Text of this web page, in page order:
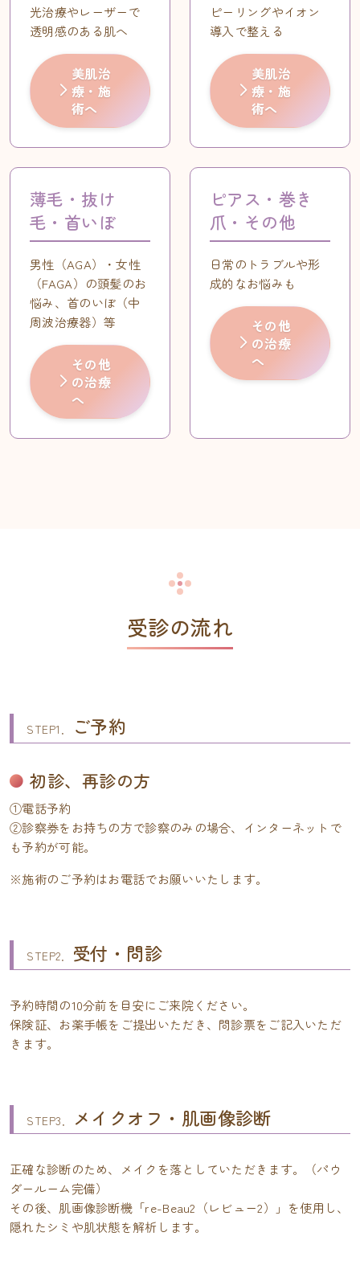
光治療やレーザーで
透明感のある肌へ
美肌治
療・施
術へ
ピーリングやイオン
導入で整える
美肌治
療・施
術へ
薄毛・抜け
毛・首いぼ
男性（AGA）・女性
（FAGA）の頭髪のお
悩み、首のいぼ（中
周波治療器）等
その他
の治療
へ
ピアス・巻き
爪・その他
日常のトラブルや形
成的なお悩みも
その他
の治療
へ
受診の流れ
STEP1． ご予約
初診、再診の方
①電話予約
②診察券をお持ちの方で診察のみの場合、インターネットで
も予約が可能。
※施術のご予約はお電話でお願いいたします。
STEP2． 受付・問診
予約時間の10分前を目安にご来院ください。
保険証、お薬手帳をご提出いただき、問診票をご記入いただ
きます。
STEP3． メイクオフ・肌画像診断
正確な診断のため、メイクを落としていただきます。（パウ
ダールーム完備）
その後、肌画像診断機「re-Beau2（レビュー2）」を使用し、
隠れたシミや肌状態を解析します。